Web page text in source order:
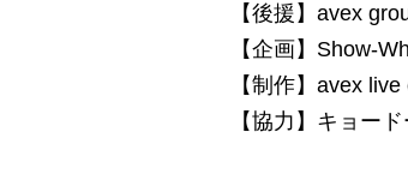
【後援】avex
【企画】Show-
【制作】avex
【協力】キョー